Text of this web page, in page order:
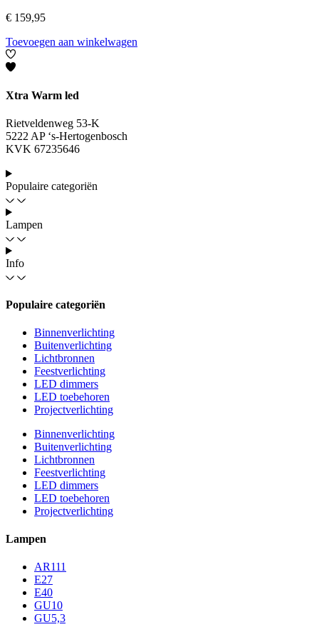
€ 159,95
Toevoegen aan winkelwagen
Xtra Warm led
Rietveldenweg 53-K
5222 AP ‘s-Hertogenbosch
KVK 67235646
Populaire categoriën
Lampen
Info
Populaire categoriën
Binnenverlichting
Buitenverlichting
Lichtbronnen
Feestverlichting
LED dimmers
LED toebehoren
Projectverlichting
Binnenverlichting
Buitenverlichting
Lichtbronnen
Feestverlichting
LED dimmers
LED toebehoren
Projectverlichting
Lampen
AR111
E27
E40
GU10
GU5,3